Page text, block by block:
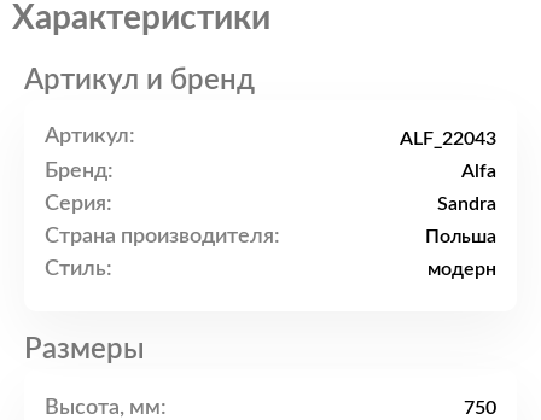
Характеристики
Артикул и бренд
Артикул: ALF_22043
Бренд: Alfa
Серия: Sandra
Страна производителя: Польша
Стиль: модерн
Размеры
Высота, мм: 750